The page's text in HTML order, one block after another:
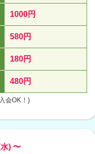
1000円
580円
180円
480円
会OK！)
) 〜